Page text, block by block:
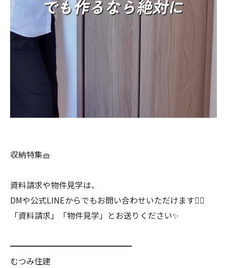
収納特集🧺
資料請求や物件見学は、
DMや公式LINEからでもお問い合わせいただけます💁‍♀️
「資料請求」「物件見学」とお送りください✨
━━━━━━━━━━━━━━━
むつみ住建